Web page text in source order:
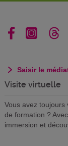
Saisir le
Visite virtuelle
Vous avez
de formation ?
immersion et